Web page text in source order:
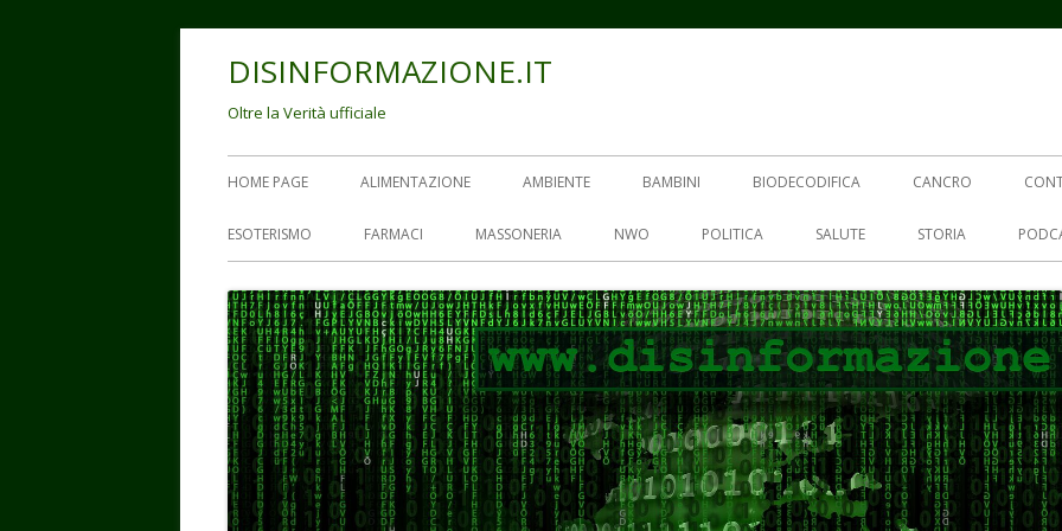
DISINFORMAZIONE.IT
Oltre la Verità ufficiale
Menu
principale
HOME PAGE ALIMENTAZIONE AMBIENTE BAMBINI BIODECODIFICA CANCRO
ESOTERISMO FARMACI MASSONERIA NWO POLITICA SALUTE STORIA